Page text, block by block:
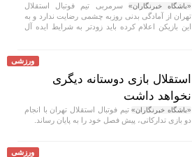
«باشگاه خبرنگاران» سرمربی تیم فوتبال استقلال
تهران از آمادگی بدنی روزبه چشمی رضایت ندارد و به
این بازیکن اعلام کرده باید زودتر به شرایط ایده آل
ورزشی
استقلال بازی دوستانه دیگری
نخواهد داشت
«باشگاه خبرنگاران»تیم فوتبال استقلال تهران با انجام
دو بازی تدارکاتی، پیش فصل خود را به پایان رساند.
ورزشی